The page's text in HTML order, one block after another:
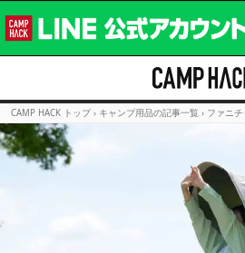
CAMP HACK トップ › キャンプ用品の記事一覧 › ファニ